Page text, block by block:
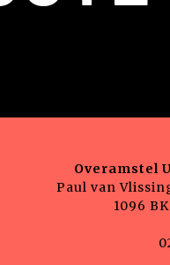
Overamstel
Paul van
1096